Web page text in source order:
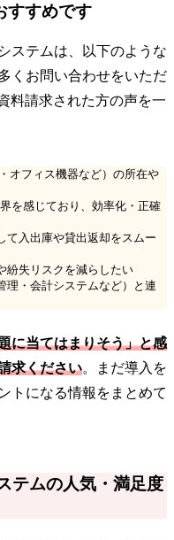
すすめです
ステムは、以下のような
くお問い合わせをいただ
料請求された方の声を一
オフィス機器など）の所在や
を感じており、効率化・正確
て入出庫や貸出返却をスムー
紛失リスクを減らしたい
理・会計システムなど）と連
に当てはまりそう」と感
求ください。まだ導入を
トになる情報をまとめて
テムの人気・満足度